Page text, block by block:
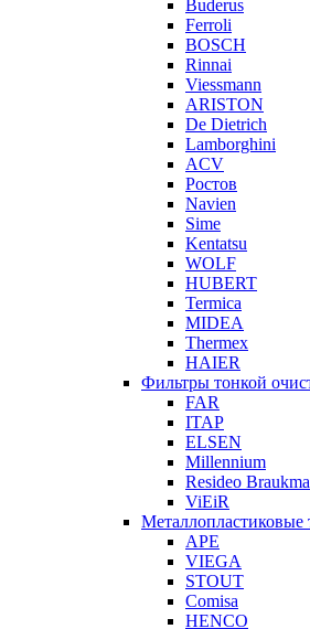
Buderus
Ferroli
BOSCH
Rinnai
Viessmann
ARISTON
De Dietrich
Lamborghini
ACV
Ростов
Navien
Sime
Kentatsu
WOLF
HUBERT
Termica
MIDEA
Thermex
HAIER
Фильтры тонкой
FAR
ITAP
ELSEN
Millennium
Resideo
ViEiR
Металлопластиковые
APE
VIEGA
STOUT
Comisa
HENCO